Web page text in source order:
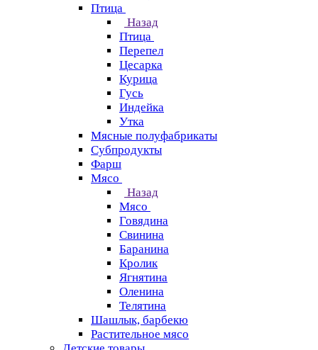
Птица
Назад
Птица
Перепел
Цесарка
Курица
Гусь
Индейка
Утка
Мясные полуфабрикаты
Субпродукты
Фарш
Мясо
Назад
Мясо
Говядина
Свинина
Баранина
Кролик
Ягнятина
Оленина
Телятина
Шашлык, барбекю
Растительное мясо